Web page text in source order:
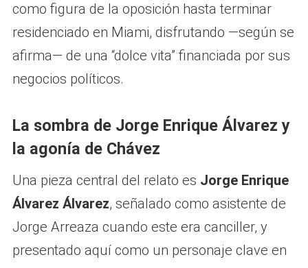
como figura de la oposición hasta terminar
residenciado en Miami, disfrutando —según se
afirma— de una “dolce vita” financiada por sus
negocios políticos.
La sombra de Jorge Enrique Álvarez y
la agonía de Chávez
Una pieza central del relato es Jorge Enrique
Álvarez Álvarez, señalado como asistente de
Jorge Arreaza cuando este era canciller, y
presentado aquí como un personaje clave en